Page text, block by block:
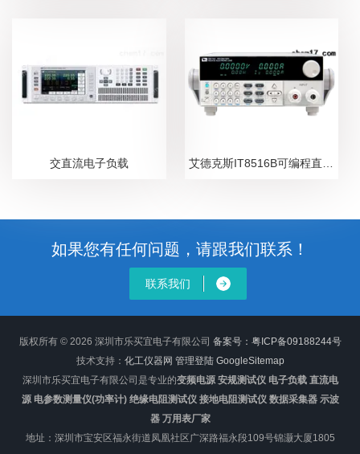
交直流电子负载
如果您有任何问题，请跟我们联系！
联系我们
版权所有 © 2026 深圳市乐买宜电子有限公司 备案号：粤ICP备09188244号
技术支持： 化工仪器网 管理登陆 GoogleSitemap
深圳市乐买宜电子有限公司是专业的变频电源 安规测试仪 电子负载 直流电
源 电参数测量仪(功率计) 绝缘电阻测试仪 接地电阻测试仪 数据采集器 示波
器 万用表厂家
地址：深圳市宝安区福永街道凤凰社区广深路福永段109号锦灏大厦1805